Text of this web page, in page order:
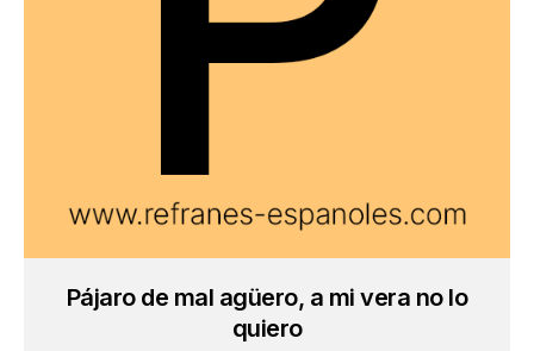
Pájaro de mal agüero, a mi vera no lo
quiero